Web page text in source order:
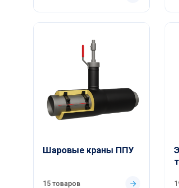
Шаровые краны ППУ
15 товаров